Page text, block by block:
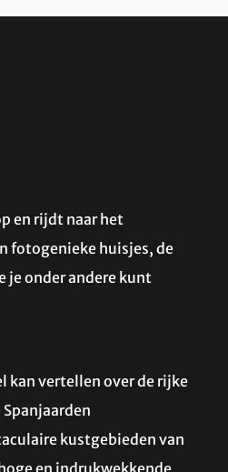
en rijdt naar het
fotogenieke huisjes, de
je onder andere kunt
kan vertellen over de rijke
kustgebieden van
en indrukwekkende